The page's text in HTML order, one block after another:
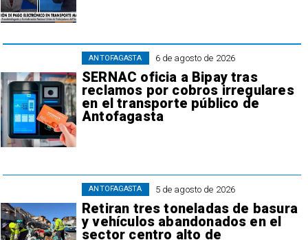
6 de agosto de 2026
SERNAC oficia a Bipay tras
reclamos por cobros irregulares
en el transporte público de
Antofagasta
ANTOFAGASTA
5 de agosto de 2026
Retiran tres toneladas de basura
y vehículos abandonados en el
sector centro alto de
ANTOFAGASTA